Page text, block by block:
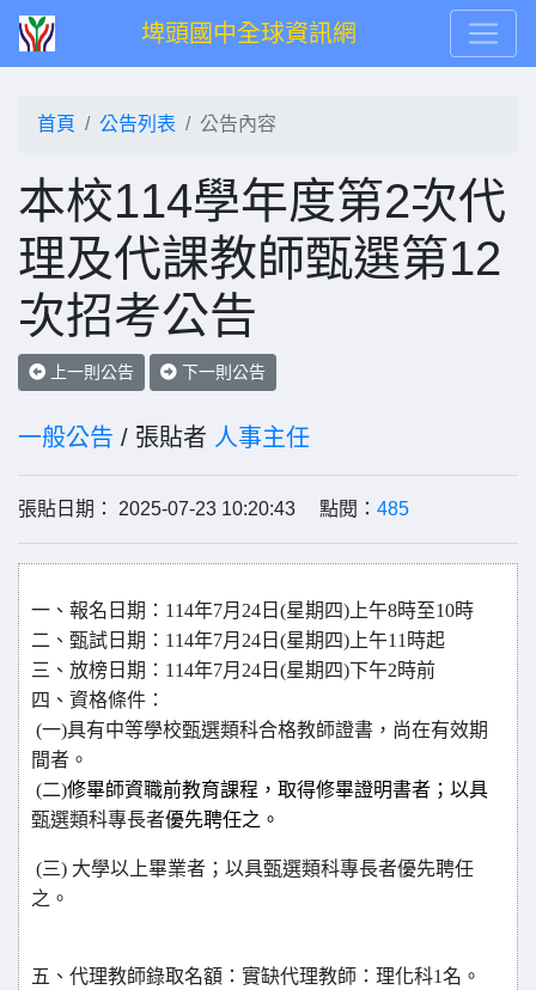
埤頭國中全球資訊網
首頁 公告列表 公告內容
本校114學年度第2次代
理及代課教師甄選第12
次招考公告
上一則公告 下一則公告
一般公告 / 張貼者 人事主任
張貼日期： 2025-07-23 10:20:43 點閱： 485
一、 報名日期： 114年7月24日(星期四)上午8時至10時
二、 甄試日期： 114年7月24日(星期四)上午11時起
三、 放榜日期： 114年7月24日(星期四)下午2時前
四、 資格條件：
(一)具有中等學校甄選類科合格教師證書，尚在有效期
間者。
(二)修畢師資職前教育課程，取得修畢證明書者；以具
甄選類科專長者優先聘任之。
(三) 大學以上畢業者；以具甄選類科專長者優先聘任
之。
五、 代理教師錄取名額： 實缺代理教師：理化科1名。